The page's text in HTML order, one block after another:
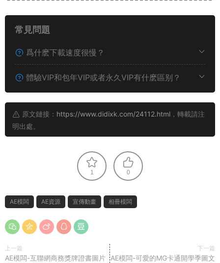
常見問題
爲什麽下載速度很慢？
體驗VIP和包年VIP或者永久VIP有什麽區别？
原文鏈接： https://www.didixk.com/24112.html ，轉載請注
明出處。
1 0
AE模闆 AE資源 宣傳動畫 相冊模闆
上一篇
AE模闆-互聯網商務獎牌證書圖片
下一篇
AE模闆-可愛的MG卡通開學季圖文